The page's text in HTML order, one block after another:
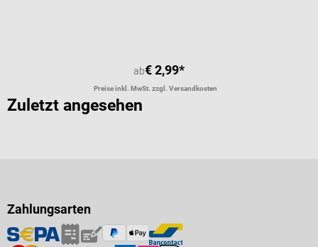
ab€ 2,99*
Preise inkl. MwSt. zzgl. Versandkosten
Zuletzt angesehen
Zahlungsarten